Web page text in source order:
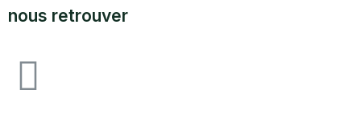
nous retrouver